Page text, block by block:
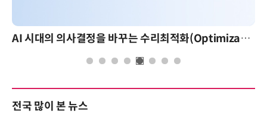
AI 시대의 의사결정을 바꾸는 수리최적화(Optimization): 실제 산업 적용 사례와 활용 전략
전국 많이 본 뉴스